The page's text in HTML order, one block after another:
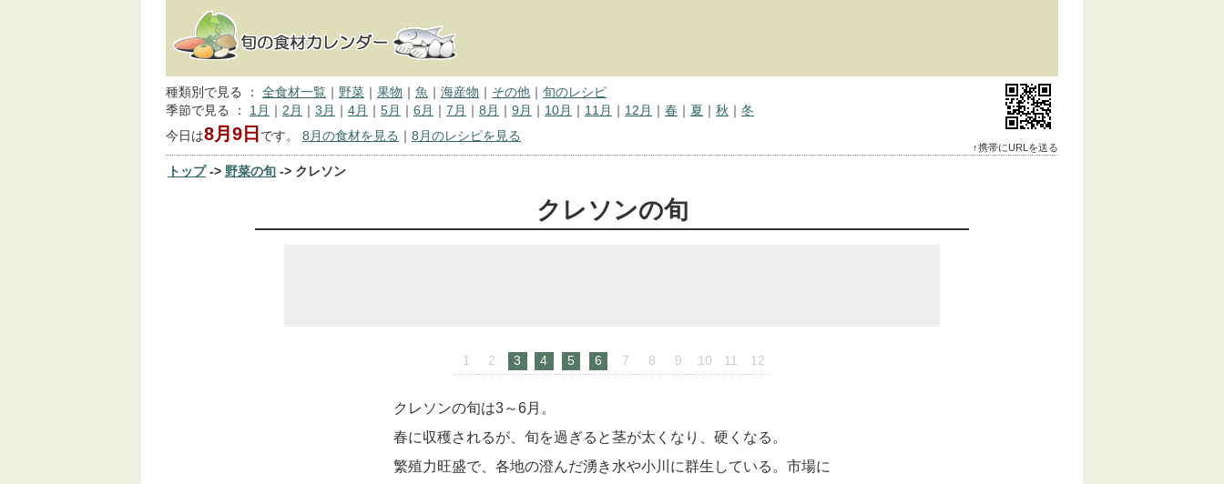
↑携帯にURLを送る
種類別で見る ： 全食材一覧 野菜 果物 魚 海産物 その他
旬のレシピ
季節で見る ： 1月 2月 3月 4月 5月 6月 7月 8月 9月 10月 11月 12月 春 夏 秋
冬
今日は8月9日 です。 8月の食材を見る 8月のレシピを見る
トップ-> 野菜の旬 -> クレソン
クレソンの旬
1 2 3 4 5 6 7 8 9 10 11 12
クレソンの旬は3～6月。
春に収穫されるが、旬を過ぎると茎が太くなり、硬くなる。
繁殖力旺盛で、各地の澄んだ湧き水や小川に群生している。市場に